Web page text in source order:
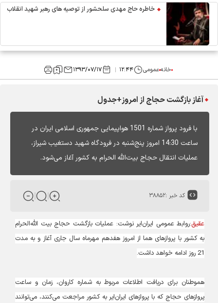
خاطره حاج مهدی سلحشور از توصیه های رهبر شهید انقلاب
خانهعمومی ۱۲:۴۴ ۱۳۹۳/۰۷/۱۷
آغاز بازگشت حجاج از امروز+جدول
با فرود پرواز شماره 1501 هواپیمایی جمهوری اسلامی ایران در
ساعت 14:30 امروز پنج‌شنبه در فرودگاه شهید دستغیب شیراز،
عملیات انتقال حجاج بیت‌الله الحرام به کشور آغاز می‌شود.
کد خبر :۳۸۸۵۲
عقیق:روابط عمومی ایران‌ایر نوشت: عملیات بازگشت حجاج بیت الله‌الحرام
به کشور با پروازهای هما از امروز هفدهم مهرماه سال جاری آغاز و به مدت
21 روز ادامه خواهد داشت.
‌هموطنان برای دریافت اطلاعات مربوط به شماره کاروان، زمان و ساعت
پرواز‌های حجاج که با پروازهای ایران‌ایر به کشور مراجعت می‌کنند، می‌توانند